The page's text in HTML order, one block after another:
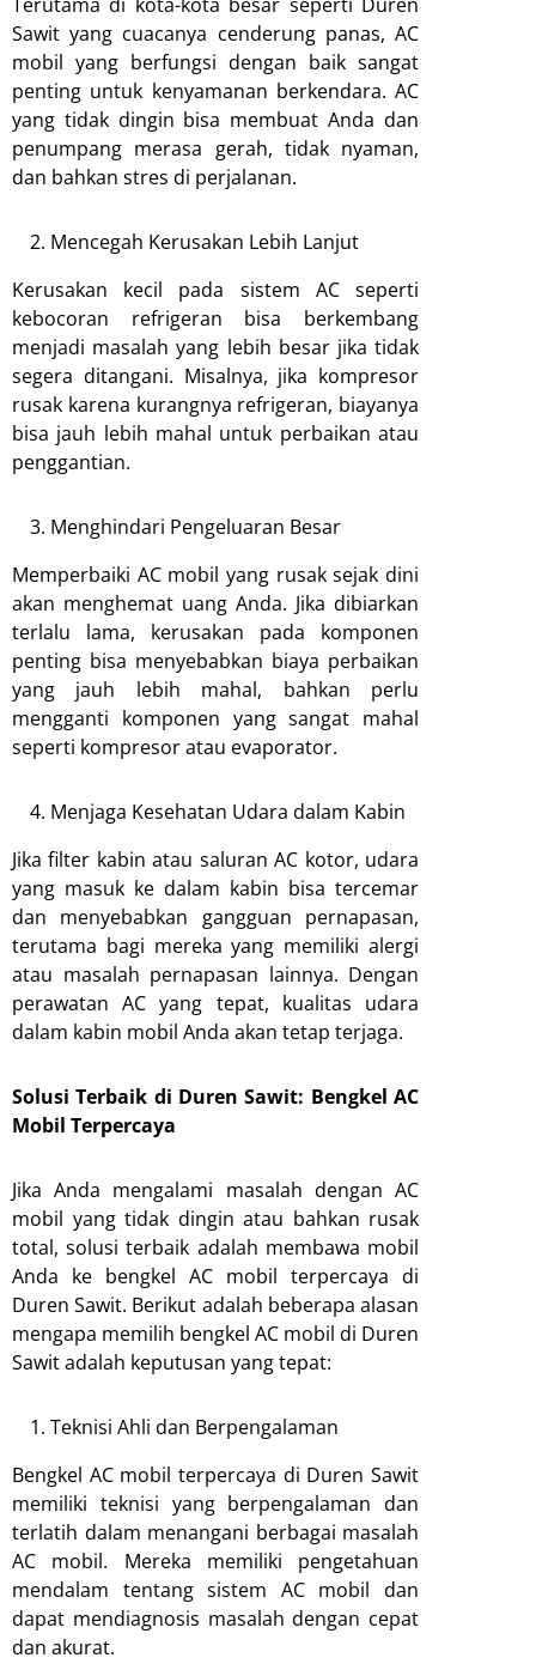
Sawit yang cuacanya cenderung panas, AC
mobil yang berfungsi dengan baik sangat
penting untuk kenyamanan berkendara. AC
yang tidak dingin bisa membuat Anda dan
penumpang merasa gerah, tidak nyaman,
dan bahkan stres di perjalanan.
Mencegah Kerusakan Lebih Lanjut
Kerusakan kecil pada sistem AC seperti
kebocoran refrigeran bisa berkembang
menjadi masalah yang lebih besar jika tidak
segera ditangani. Misalnya, jika kompresor
rusak karena kurangnya refrigeran, biayanya
bisa jauh lebih mahal untuk perbaikan atau
penggantian.
Menghindari Pengeluaran Besar
Memperbaiki AC mobil yang rusak sejak dini
akan menghemat uang Anda. Jika dibiarkan
terlalu lama, kerusakan pada komponen
penting bisa menyebabkan biaya perbaikan
yang jauh lebih mahal, bahkan perlu
mengganti komponen yang sangat mahal
seperti kompresor atau evaporator.
Menjaga Kesehatan Udara dalam Kabin
Jika filter kabin atau saluran AC kotor, udara
yang masuk ke dalam kabin bisa tercemar
dan menyebabkan gangguan pernapasan,
terutama bagi mereka yang memiliki alergi
atau masalah pernapasan lainnya. Dengan
perawatan AC yang tepat, kualitas udara
dalam kabin mobil Anda akan tetap terjaga.
Solusi Terbaik di Duren Sawit: Bengkel AC
Mobil Terpercaya
Jika Anda mengalami masalah dengan AC
mobil yang tidak dingin atau bahkan rusak
total, solusi terbaik adalah membawa mobil
Anda ke bengkel AC mobil terpercaya di
Duren Sawit. Berikut adalah beberapa alasan
mengapa memilih bengkel AC mobil di Duren
Sawit adalah keputusan yang tepat:
Teknisi Ahli dan Berpengalaman
Bengkel AC mobil terpercaya di Duren Sawit
memiliki teknisi yang berpengalaman dan
terlatih dalam menangani berbagai masalah
AC mobil. Mereka memiliki pengetahuan
mendalam tentang sistem AC mobil dan
dapat mendiagnosis masalah dengan cepat
dan akurat.